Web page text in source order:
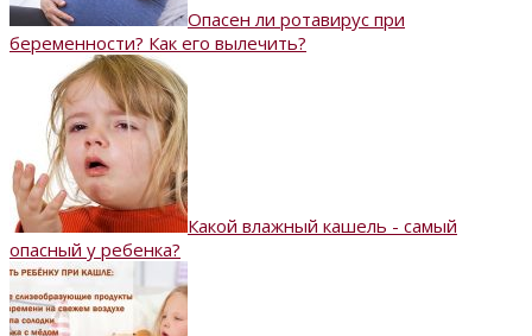
Опасен ли ротавирус при
беременности? Как его вылечить?
Какой влажный кашель - самый
опасный у ребенка?